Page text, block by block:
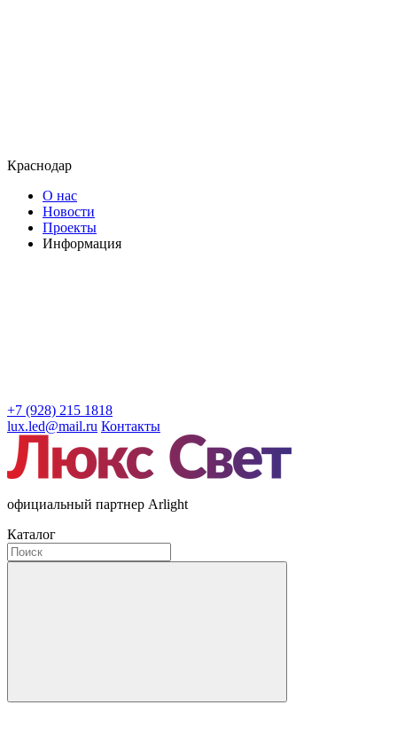
Краснодар
О нас
Новости
Проекты
Информация
+7 (928) 215 1818
lux.led@mail.ru Контакты
официальный партнер Arlight
Каталог